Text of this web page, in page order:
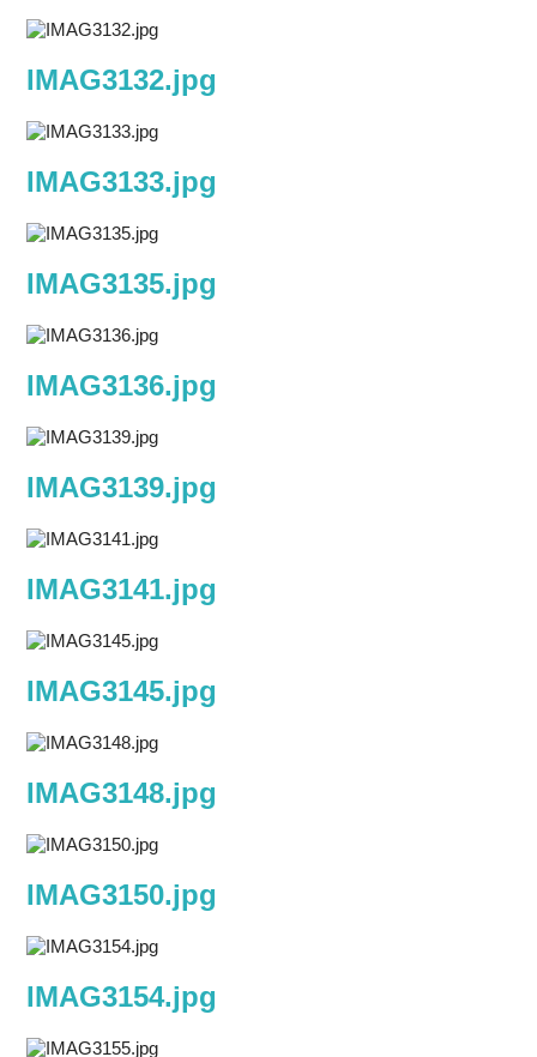
IMAG3132.jpg
IMAG3133.jpg
IMAG3135.jpg
IMAG3136.jpg
IMAG3139.jpg
IMAG3141.jpg
IMAG3145.jpg
IMAG3148.jpg
IMAG3150.jpg
IMAG3154.jpg